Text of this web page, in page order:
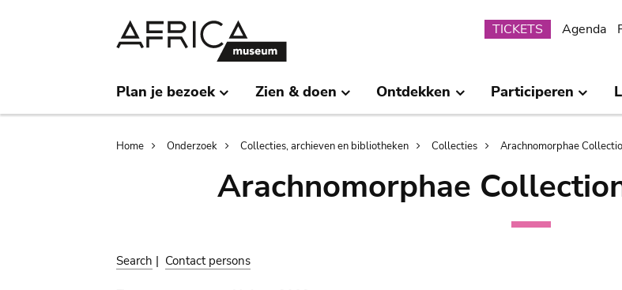
Submenu
TICKETS Agenda
Plan je bezoek Zien & doen Ontdekken Participeren
Breadcrumb
Home Onderzoek Collecties, archieven en bibliotheken Collecties Arachnomorphae
Arachnomorphae
Search | Contact persons